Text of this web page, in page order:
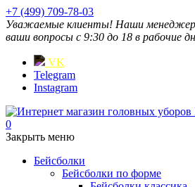
+7 (499) 709-78-03
Уважаемые клиенты! Наши
ваши вопросы с 9:30 до 18 в рабочие
VK
Telegram
Instagram
0
Закрыть меню
Бейсболки
Бейсболки по форме